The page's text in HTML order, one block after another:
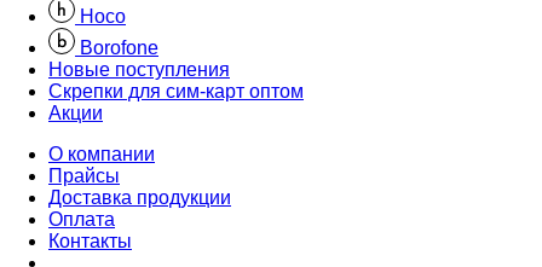
Hoco
Borofone
Новые поступления
Скрепки для сим-карт оптом
Акции
О компании
Прайсы
Доставка продукции
Оплата
Контакты